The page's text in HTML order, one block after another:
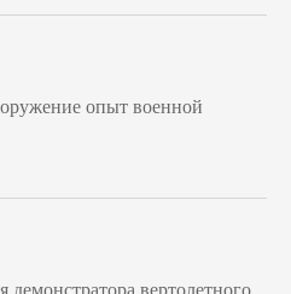
опыт военной
вертолетного